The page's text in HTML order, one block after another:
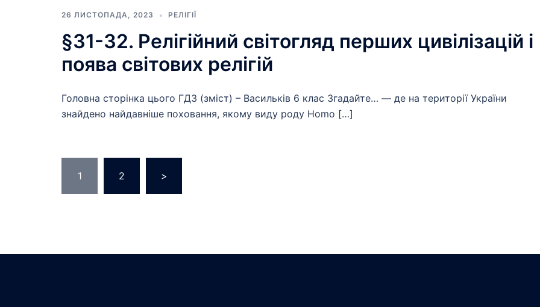
26 ЛИСТОПАДА, 2023 РЕЛІГІЇ
§31-32. Релігійний світогляд перших цивілізацій і
поява світових релігій
Головна сторінка цього ГДЗ (зміст) – Васильків 6 клас Згадайте… — де на території України
знайдено найдавніше поховання, якому виду роду Homo […]
Пагінація
записів
1 2 >